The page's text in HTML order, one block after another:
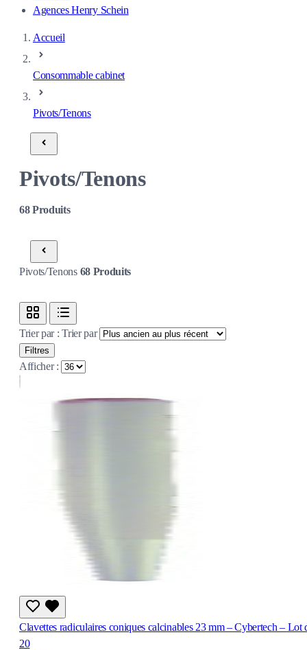
Agences Henry Schein
Accueil
Consommable cabinet
Pivots/Tenons
Pivots/Tenons
68Produits
Pivots/Tenons 68 Produits
Trier par :Trier par
Filtres
Afficher :
Clavettes radiculaires coniques calcinables 23 mm – Cybertech – Lot
20